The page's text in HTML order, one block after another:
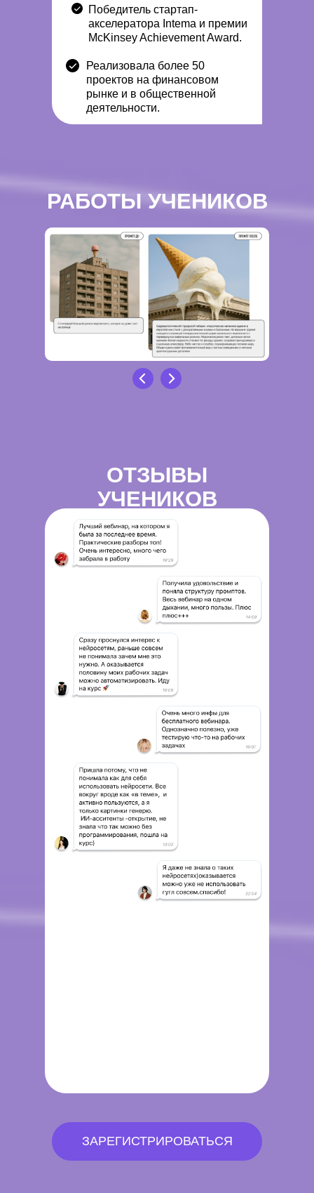
Победитель стартап-
акселератора Intema и премии
McKinsey Achievement Award.
Реализовала более 50
проектов на финансовом
рынке и в общественной
деятельности.
РАБОТЫ УЧЕНИКОВ
ОТЗЫВЫ
УЧЕНИКОВ
ЗАРЕГИСТРИРОВАТЬСЯ